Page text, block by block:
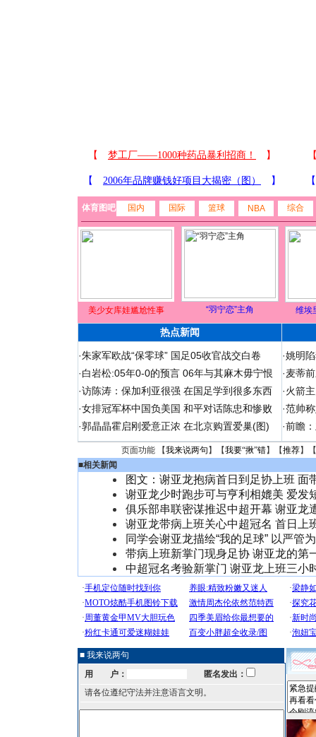
体育图吧 国内 国际 篮球 NBA 综合
美少女库娃尴尬性事 “羽宁恋”主角 维埃
热点新闻
·朱家军欧战“保零球” 国足05收官战交白卷
·白岩松:05年0-0的预言 06年与其麻木毋宁恨
·访陈涛：保加利亚很强 在国足学到很多东西
·女排冠军杯中国负美国 和平对话陈忠和惨败
·郭晶晶霍启刚爱意正浓 在北京购置爱巢(图)
·姚明
·麦蒂
·火箭
·范帅
·前瞻
页面功能 【我来说两句 】【我要“揪”错】【推荐】
■相关新闻
图文：谢亚龙抱病首日到足协上班 面
谢亚龙少时跑步可与亨利相媲美 爱发
俱乐部串联密谋推迟中超开幕 谢亚龙
谢亚龙带病上班关心中超冠名 首日上
同学会谢亚龙描绘“我的足球” 以严管
带病上班新掌门现身足协 谢亚龙的第
中超冠名考验新掌门 谢亚龙上班三小
■ 我来说两句
用 户：
匿名发出：
请各位遵纪守法并注意语言文明。